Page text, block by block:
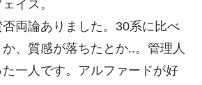
イス。
両論ありました。30系に比べ
、質感が落ちたとか..。管理人
一人です。アルファードが好